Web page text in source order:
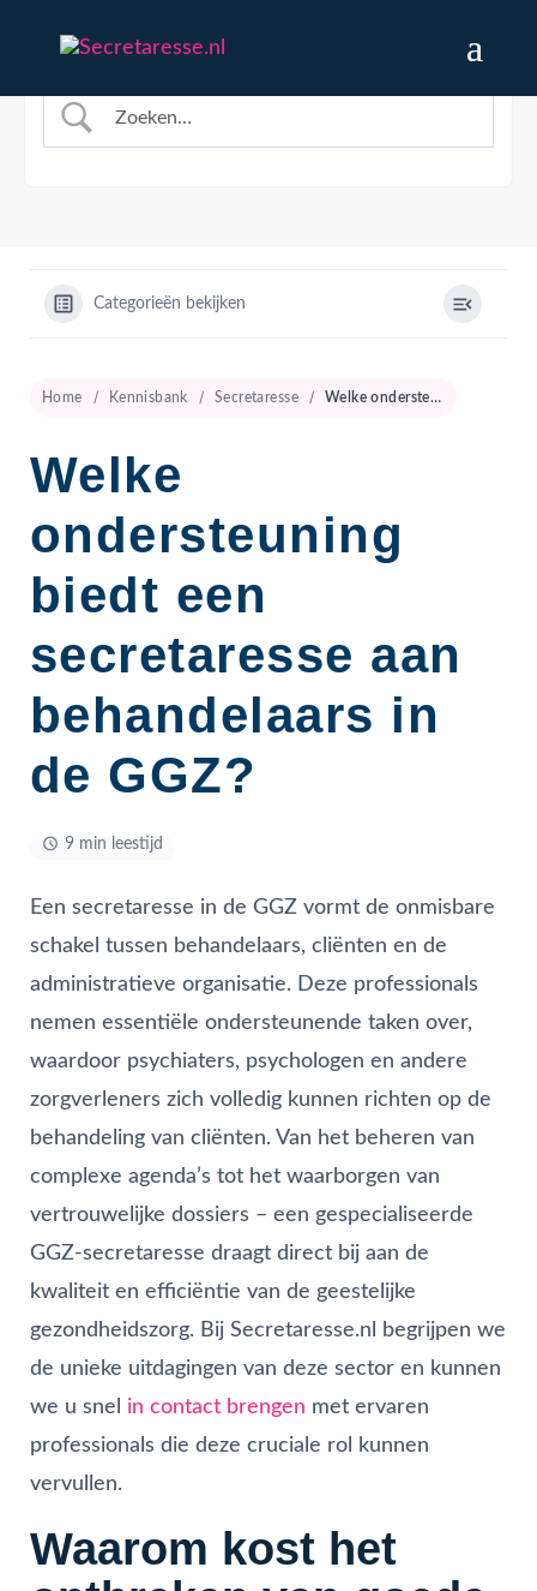
Categorieën bekijken
Home Kennisbank Secretaresse Welke ondersteuning biedt een secretaresse aan behandelaars in de GGZ?
Welke
ondersteuning
biedt een
secretaresse aan
behandelaars in
de GGZ?
9 min leestijd
Een secretaresse in de GGZ vormt de onmisbare
schakel tussen behandelaars, cliënten en de
administratieve organisatie. Deze professionals
nemen essentiële ondersteunende taken over,
waardoor psychiaters, psychologen en andere
zorgverleners zich volledig kunnen richten op de
behandeling van cliënten. Van het beheren van
complexe agenda’s tot het waarborgen van
vertrouwelijke dossiers – een gespecialiseerde
GGZ-secretaresse draagt direct bij aan de
kwaliteit en efficiëntie van de geestelijke
gezondheidszorg. Bij Secretaresse.nl begrijpen we
de unieke uitdagingen van deze sector en kunnen
we u snel in contact brengen met ervaren
professionals die deze cruciale rol kunnen
vervullen.
Waarom kost het